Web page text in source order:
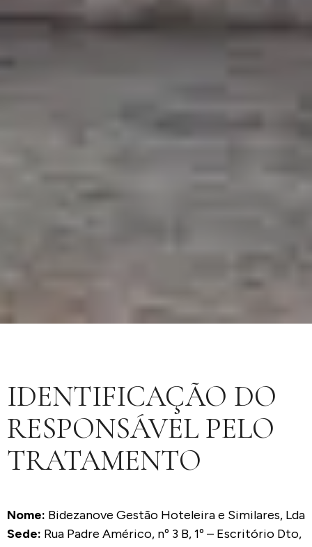
IDENTIFICAÇÃO DO
RESPONSÁVEL PELO
TRATAMENTO
Nome: Bidezanove Gestão Hoteleira e Similares, Lda
Sede: Rua Padre Américo, nº 3 B, 1º – Escritório Dto,